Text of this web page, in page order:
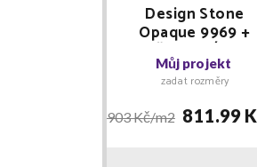
Design Stone
Opaque 9969 +
MNOŽSTEVNÍ SLEVY
+ lišta IMAGE
Floor Forever lepený
Můj projekt
zadat rozměry
903 Kč/m2 811.99